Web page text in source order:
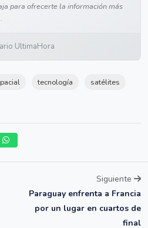
para ofrecerte la información más
UltimaHora
tecnología
satélites
Siguiente
Paraguay enfrenta a Francia
por un lugar en cuartos de
final